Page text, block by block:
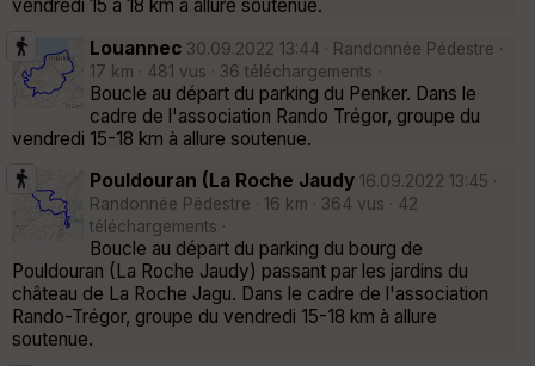
vendredi 15 à 18 km à allure soutenue.
Louannec 30.09.2022 13:44 · Randonnée Pédestre ·
17 km · 481 vus · 36 téléchargements ·
Boucle au départ du parking du Penker. Dans le
cadre de l'association Rando Trégor, groupe du
vendredi 15-18 km à allure soutenue.
Pouldouran (La Roche Jaudy 16.09.2022 13:45 ·
Randonnée Pédestre · 16 km · 364 vus · 42
téléchargements ·
Boucle au départ du parking du bourg de
Pouldouran (La Roche Jaudy) passant par les jardins du
château de La Roche Jagu. Dans le cadre de l'association
Rando-Trégor, groupe du vendredi 15-18 km à allure
soutenue.